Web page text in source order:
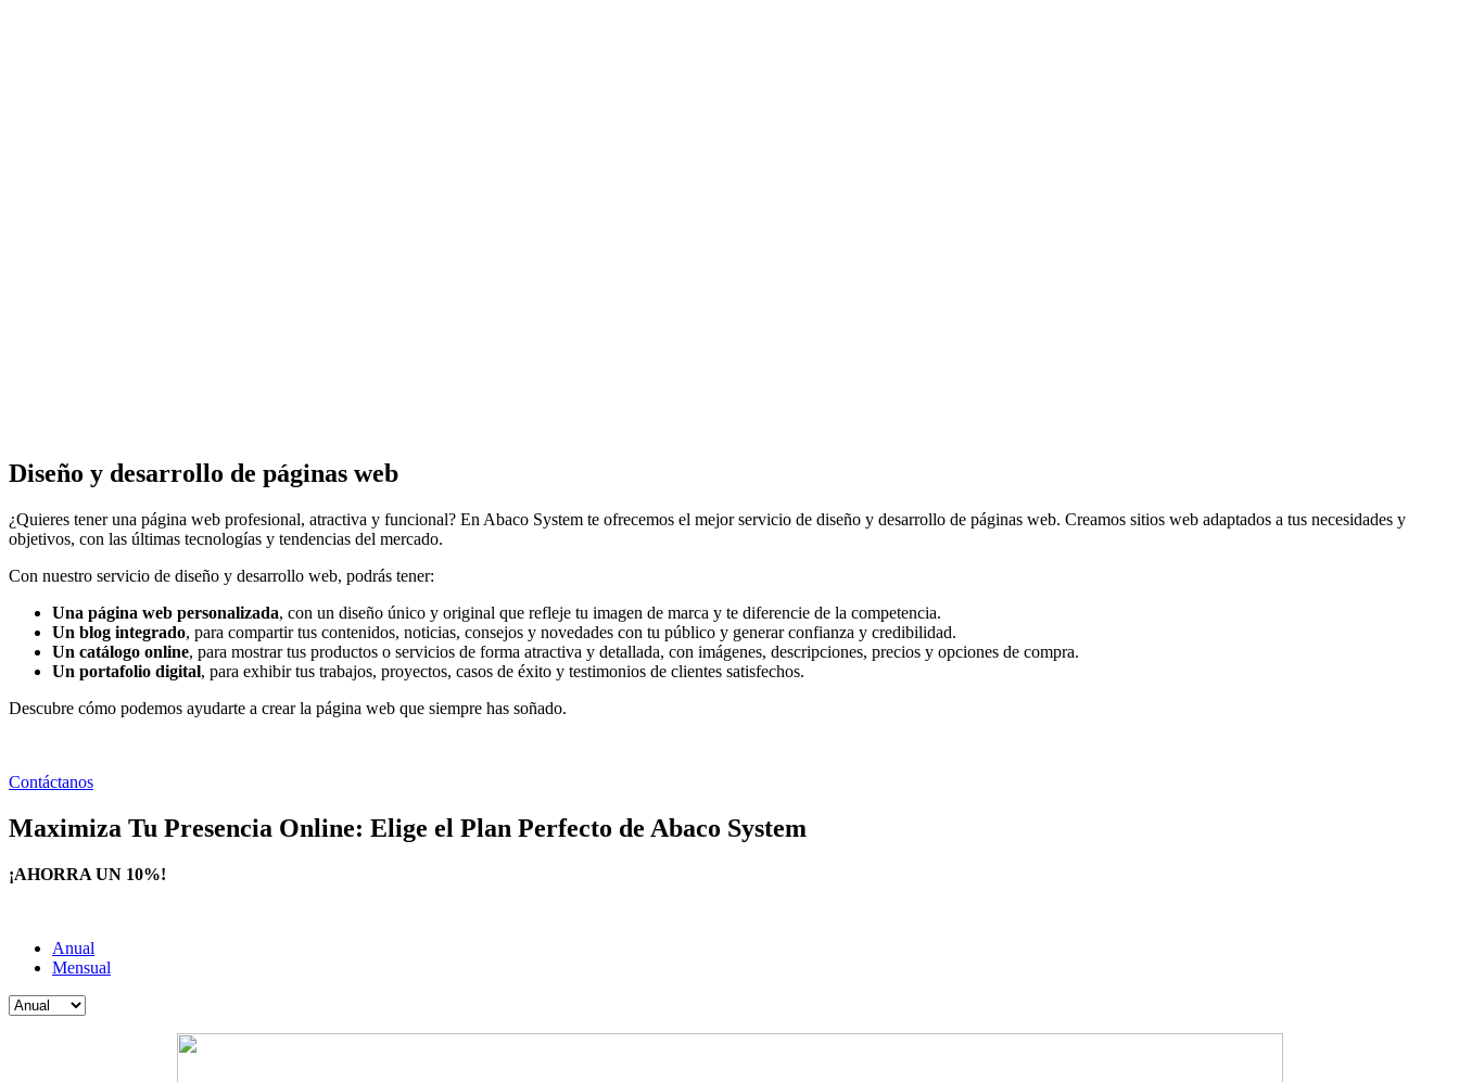
Diseño y desarrollo de páginas web
¿Quieres tener una página web profesional, atractiva y funcional? En Abaco System te ofrecemos el mejor servicio de diseño y desarrollo de páginas web. Creamos sitios web adaptados a tus necesidades y
objetivos, con las últimas tecnologías y tendencias del mercado.
Con nuestro servicio de diseño y desarrollo web, podrás tener:
Una página web personalizada, con un diseño único y original que refleje tu imagen de marca y te diferencie de la competencia.
Un blog integrado, para compartir tus contenidos, noticias, consejos y novedades con tu público y generar confianza y credibilidad.
Un catálogo online, para mostrar tus productos o servicios de forma atractiva y detallada, con imágenes, descripciones, precios y opciones de compra.
Un portafolio digital, para exhibir tus trabajos, proyectos, casos de éxito y testimonios de clientes satisfechos.
Descubre cómo podemos ayudarte a crear la página web que siempre has soñado.
Contáctanos
Maximiza Tu Presencia Online: Elige el Plan Perfecto de Abaco System
¡AHORRA UN 10%!
Anual
Mensual